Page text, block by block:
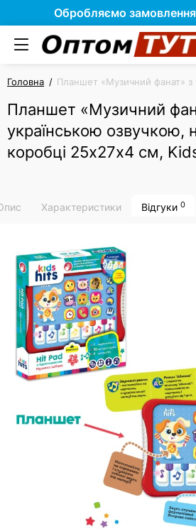
Обробляємо замовлення
Головна Планшет «Музичний фанат» з
Планшет «Музичний
українською озвучкою,
коробці 25х27х4 см,
Характеристики Відгуки 0